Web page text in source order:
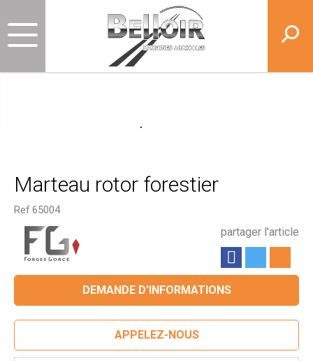
Marteau rotor forestier
Ref65004
partager l'article
DEMANDE D'INFORMATIONS
APPELEZ-NOUS